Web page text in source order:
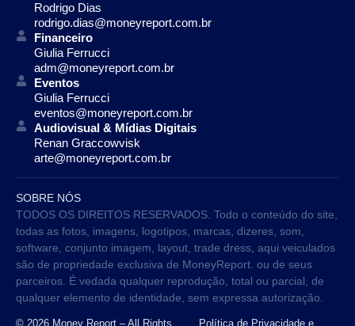
Rodrigo Dias
rodrigo.dias@moneyreport.com.br
Financeiro
Giulia Ferrucci
adm@moneyreport.com.br
Eventos
Giulia Ferrucci
eventos@moneyreport.com.br
Audiovisual & Mídias Digitais
Renan Graccowvisk
arte@moneyreport.com.br
SOBRE NÓS
TODOS OS DIREITOS RESERVADOS. Todo o conteúdo do site,
todas as fotos, imagens, logotipos, marcas, dizeres, som,
software, conjunto imagem, layout, trade dress, aqui veiculados
são de propriedade exclusiva de MoneyReport. ou de seus
parceiros. É vedada qualquer reprodução, total ou parcial, de
qualquer elemento de identidade, sem expressa autorização.
© 2026 Money Report – All Rights Política de Privacidade e